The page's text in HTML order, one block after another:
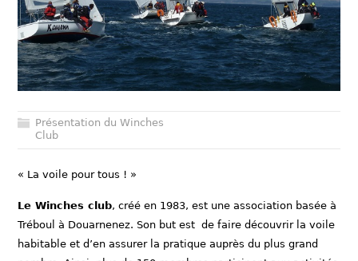
Présentation du Winches
Club
« La voile pour tous ! »
Le Winches club, créé en 1983, est une association basée à
Tréboul à Douarnenez. Son but est de faire découvrir la voile
habitable et d’en assurer la pratique auprès du plus grand